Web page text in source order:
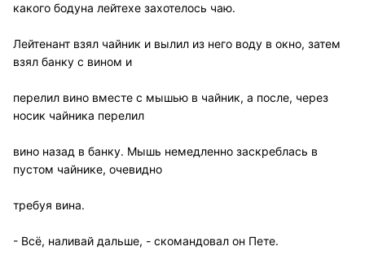
какого бодуна лейтехе захотелось чаю.
Лейтенант взял чайник и вылил из него воду в окно, затем
взял банку с вином и
перелил вино вместе с мышью в чайник, а после, через
носик чайника перелил
вино назад в банку. Мышь немедленно заскреблась в
пустом чайнике, очевидно
требуя вина.
- Всё, наливай дальше, - скомандовал он Пете.